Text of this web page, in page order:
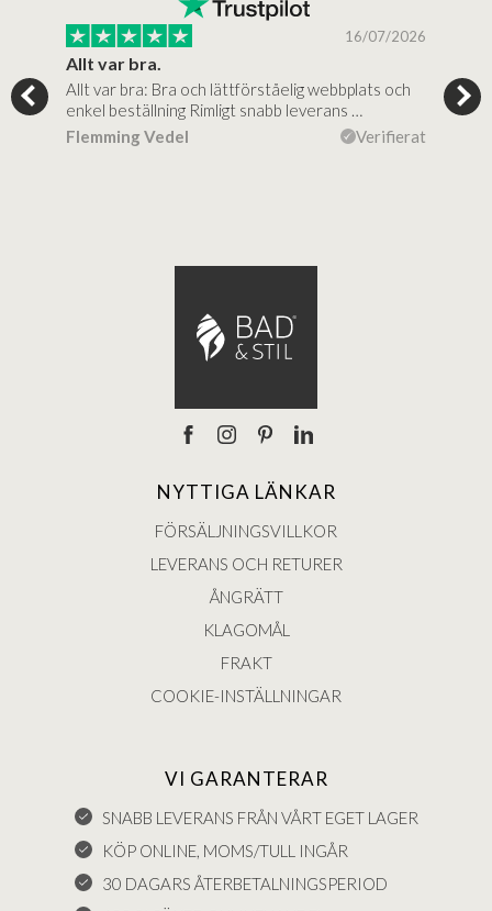
16/07/2026
Allt var bra.
Allt var bra: Bra och lättförståelig webbplats och
enkel beställning Rimligt snabb leverans …
Flemming Vedel
Verifierat
Jag
NYTTIGA LÄNKAR
FÖRSÄLJNINGSVILLKOR
LEVERANS OCH RETURER
ÅNGRÄTT
KLAGOMÅL
FRAKT
COOKIE-INSTÄLLNINGAR
VI GARANTERAR
SNABB LEVERANS FRÅN VÅRT EGET LAGER
KÖP ONLINE, MOMS/TULL INGÅR
30 DAGARS ÅTERBETALNINGSPERIOD